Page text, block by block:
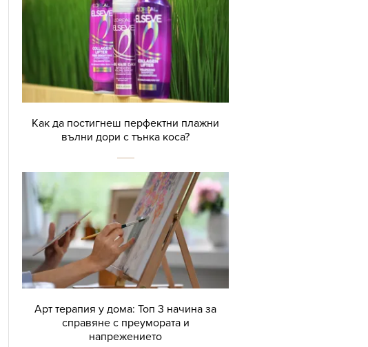
Как да постигнеш перфектни плажни
вълни дори с тънка коса?
Арт терапия у дома: Топ 3 начина за
справяне с преумората и
напрежението